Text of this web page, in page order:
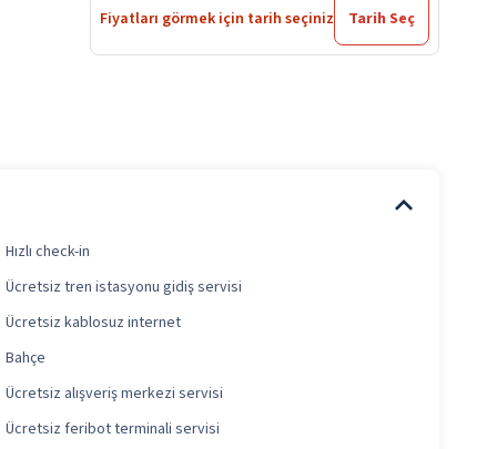
Fiyatları görmek için tarih seçiniz Tarih Seç
Hızlı check-in
Ücretsiz tren istasyonu gidiş servisi
Ücretsiz kablosuz internet
Bahçe
Ücretsiz alışveriş merkezi servisi
Ücretsiz feribot terminali servisi